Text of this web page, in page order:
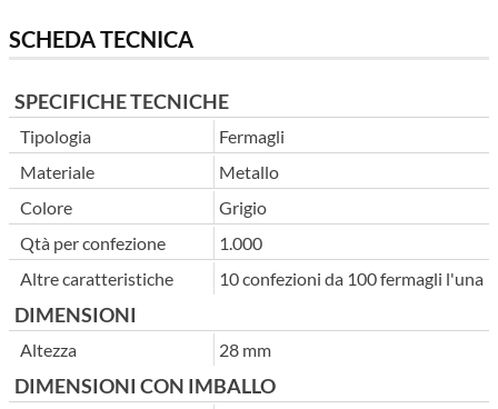
SCHEDA TECNICA
SPECIFICHE TECNICHE
Tipologia
Fermagli
Materiale
Metallo
Colore
Grigio
Qtà per confezione
1.000
Altre caratteristiche
10 confezioni da 100 fermagli l'una
DIMENSIONI
Altezza 28 mm
DIMENSIONI CON IMBALLO